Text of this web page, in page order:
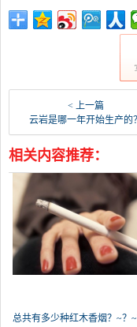
< 上一篇
云岩是哪一年开始生产的？
相关内容推荐：
总共有多少种红木香烟？~？~